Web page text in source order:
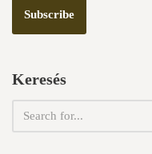
Keresés